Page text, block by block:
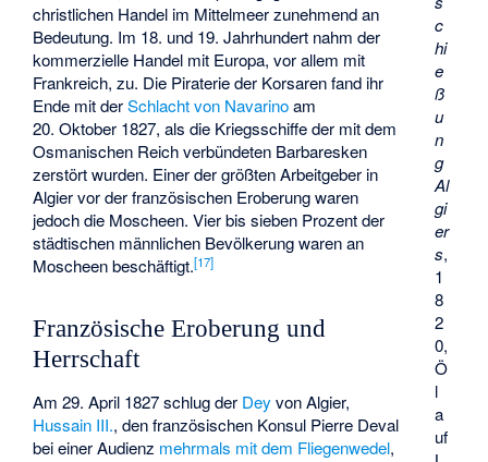
c
hi
e
ß
u
n
g
Al
gi
er
s,
1
8
2
0,
Ö
l
a
uf
christlichen Handel im Mittelmeer zunehmend an
Bedeutung. Im 18. und 19. Jahrhundert nahm der
kommerzielle Handel mit Europa, vor allem mit
Frankreich, zu. Die Piraterie der Korsaren fand ihr
Ende mit derSchlacht von Navarinoam
20. Oktober 1827, als die Kriegsschiffe der mit dem
Osmanischen Reich verbündeten Barbaresken
zerstört wurden. Einer der größten Arbeitgeber in
Algier vor der französischen Eroberung waren
jedoch die Moscheen. Vier bis sieben Prozent der
städtischen männlichen Bevölkerung waren an
Moscheen beschäftigt.[17]
Französische Eroberung und
Herrschaft
Am 29. April 1827 schlug der Dey von Algier,
Hussain III., den französischen Konsul Pierre Deval
bei einer Audienz mehrmals mit dem Fliegenwedel,